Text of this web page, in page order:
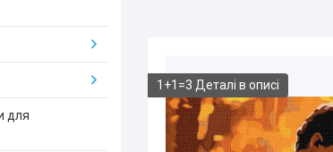
1+1=3 Деталі в описі
для